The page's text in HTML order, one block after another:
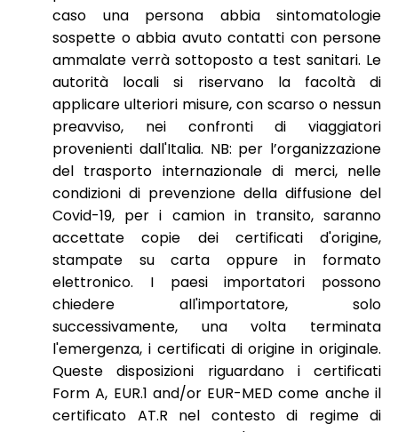
caso una persona abbia sintomatologie
sospette o abbia avuto contatti con persone
ammalate verrà sottoposto a test sanitari. Le
autorità locali si riservano la facoltà di
applicare ulteriori misure, con scarso o nessun
preavviso, nei confronti di viaggiatori
provenienti dall'Italia. NB: per l’organizzazione
del trasporto internazionale di merci, nelle
condizioni di prevenzione della diffusione del
Covid-19, per i camion in transito, saranno
accettate copie dei certificati d'origine,
stampate su carta oppure in formato
elettronico. I paesi importatori possono
chiedere all'importatore, solo
successivamente, una volta terminata
l'emergenza, i certificati di origine in originale.
Queste disposizioni riguardano i certificati
Form A, EUR.1 and/or EUR-MED come anche il
certificato AT.R nel contesto di regime di